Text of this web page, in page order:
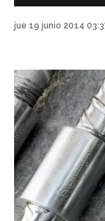
jue 19 junio 2014